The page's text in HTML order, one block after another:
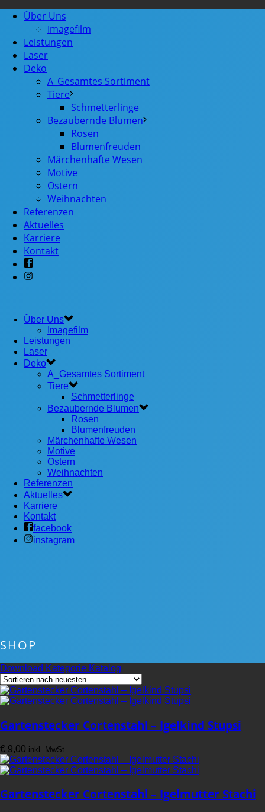
Über Uns
Imagefilm
Leistungen
Laser
Deko
A_Gesamtes Sortiment
Tiere
Schmetterlinge
Bezaubernde Blumen
Rosen
Blumenfreuden
Märchenhafte Wesen
Motive
Ostern
Weihnachten
Referenzen
Aktuelles
Karriere
Kontakt
Über Uns
Imagefilm
Leistungen
Laser
Deko
A_Gesamtes Sortiment
Tiere
Schmetterlinge
Bezaubernde Blumen
Rosen
Blumenfreuden
Märchenhafte Wesen
Motive
Ostern
Weihnachten
Referenzen
Aktuelles
Karriere
Kontakt
facebook
instagram
SHOP
Download Kategorie Katalog
Gartenstecker Cortenstahl – Igelkind Stupsi
€ 9,00 inkl. MwSt.
Gartenstecker Cortenstahl – Igelmutter Stachi